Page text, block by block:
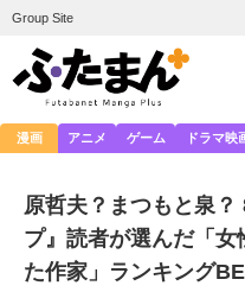
Group Site
漫画 アニメ ゲーム ドラマ映
原哲夫？まつもと泉
プ』読者が選んだ「
た作家」ランキング